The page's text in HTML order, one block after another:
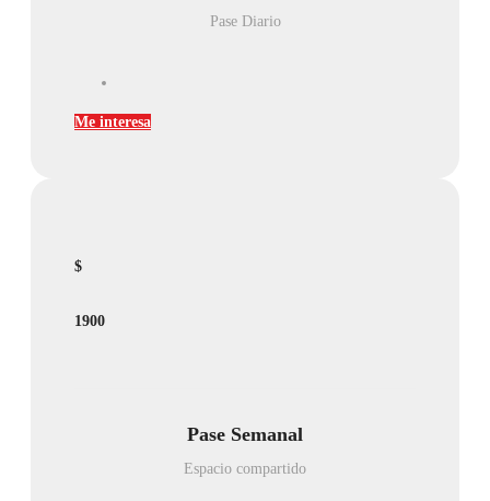
Pase Diario
Me interesa
$
1900
Pase Semanal
Espacio compartido